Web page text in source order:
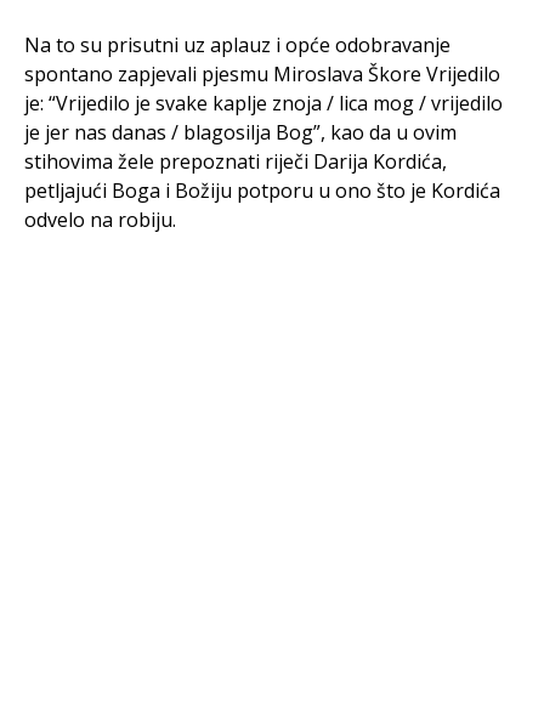
Na to su prisutni uz aplauz i opće odobravanje
spontano zapjevali pjesmu Miroslava Škore Vrijedilo
je: “Vrijedilo je svake kaplje znoja / lica mog / vrijedilo
je jer nas danas / blagosilja Bog”, kao da u ovim
stihovima žele prepoznati riječi Darija Kordića,
petljajući Boga i Božiju potporu u ono što je Kordića
odvelo na robiju.